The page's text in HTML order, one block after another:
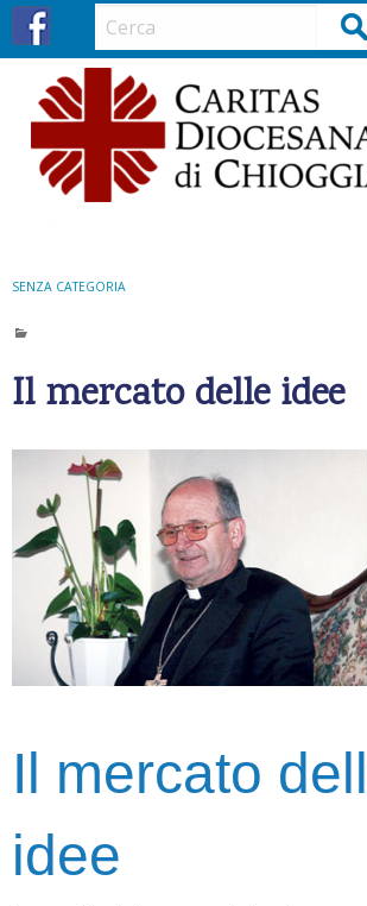
Cerca
SENZA CATEGORIA
Il mercato delle idee
Il mercato
idee